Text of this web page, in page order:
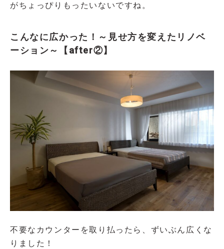
がちょっぴりもったいないですね。
こんなに広かった！～見せ方を変えたリノベ
ーション～【after②】
不要なカウンターを取り払ったら、ずいぶん広くな
りました！